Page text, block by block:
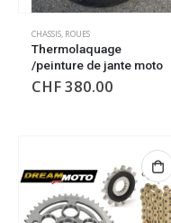
CHASSIS, ROUES
Thermolaquage
/peinture de jante moto
CHF380.00